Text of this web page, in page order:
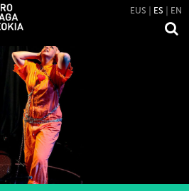
EUS ES EN